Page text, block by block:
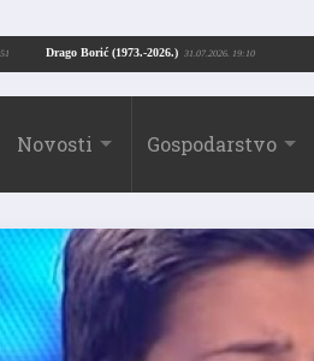
Drago Borić (1973.-2026.) 31.07.2026. 19:10
24.07.2026. 13:51
Novosti Gospodarstvo